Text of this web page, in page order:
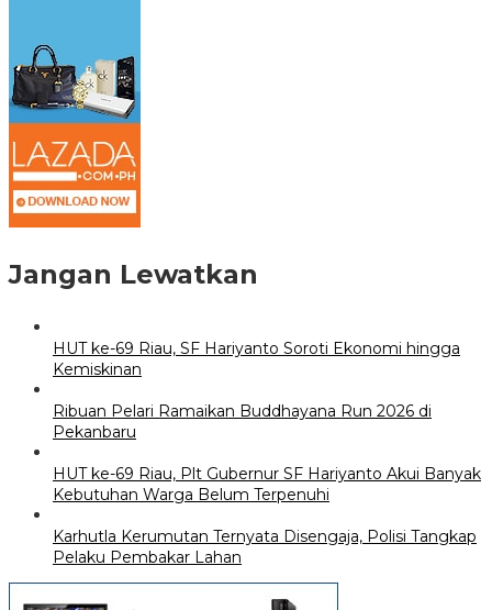
Jangan Lewatkan
HUT ke-69 Riau, SF Hariyanto Soroti Ekonomi hingga
Kemiskinan
Ribuan Pelari Ramaikan Buddhayana Run 2026 di
Pekanbaru
HUT ke-69 Riau, Plt Gubernur SF Hariyanto Akui Banyak
Kebutuhan Warga Belum Terpenuhi
Karhutla Kerumutan Ternyata Disengaja, Polisi Tangkap
Pelaku Pembakar Lahan